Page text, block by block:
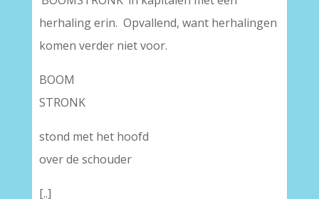
herhaling erin. Opvallend, want herhalingen
komen verder niet voor.
BOOM
STRONK
stond met het hoofd
over de schouder
[..]